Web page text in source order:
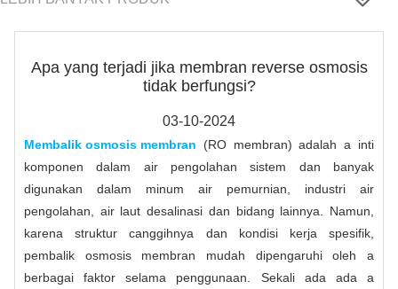
Apa yang terjadi jika membran reverse osmosis
tidak berfungsi?
03-10-2024
Membalik osmosis membran (RO membran) adalah a inti
komponen dalam air pengolahan sistem dan banyak
digunakan dalam minum air pemurnian, industri air
pengolahan, air laut desalinasi dan bidang lainnya. Namun,
karena struktur canggihnya dan kondisi kerja spesifik,
pembalik osmosis membran mudah dipengaruhi oleh a
berbagai faktor selama penggunaan. Sekali ada ada a